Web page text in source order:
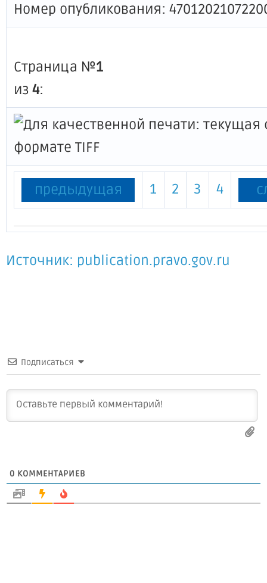
Номер опубликования:
Страница №1
из 4:
предыдущая 1 2 3 4
Источник: publication.pravo.gov.ru
Подписаться
0 КОММЕНТАРИЕВ